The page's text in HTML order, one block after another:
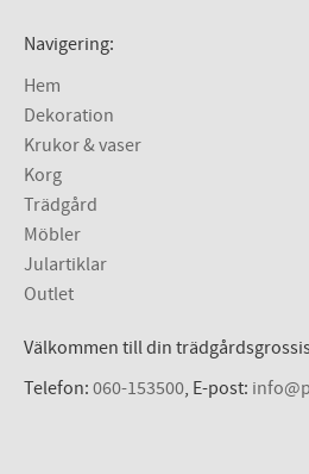
Navigering:
Hem
Dekoration
Krukor & vaser
Korg
Trädgård
Möbler
Julartiklar
Outlet
Välkommen till din
Telefon: 060-153500, E-post: